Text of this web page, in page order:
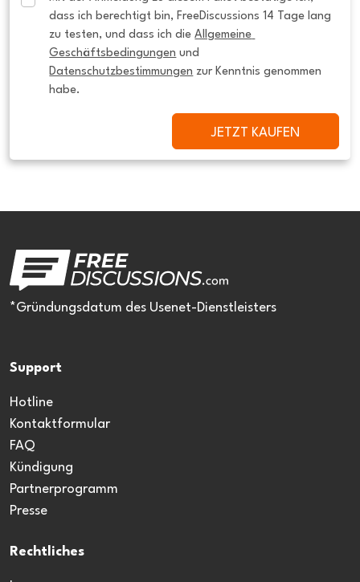
dass ich berechtigt bin, FreeDiscussions 14 Tage lang
zu testen, und dass ich die Allgemeine
Geschäftsbedingungen
Datenschutzbestimmungen zur Kenntnis genommen
habe.
JETZT KAUFEN
*Gründungsdatum des Usenet-Dienstleisters
Support
Hotline
Kontaktformular
FAQ
Kündigung
Partnerprogramm
Presse
Rechtliches